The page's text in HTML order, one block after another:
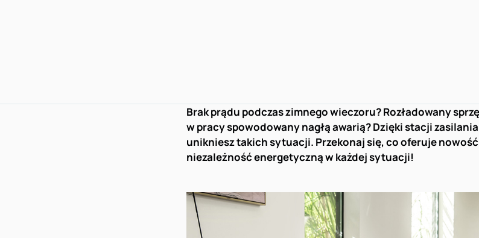
Brak prądu podczas zimnego wieczoru? Rozładowany
w pracy spowodowany nagłą awarią? Dzięki stacji zasilania
unikniesz takich sytuacji. Przekonaj się, co oferuje
niezależność energetyczną w każdej sytuacji!